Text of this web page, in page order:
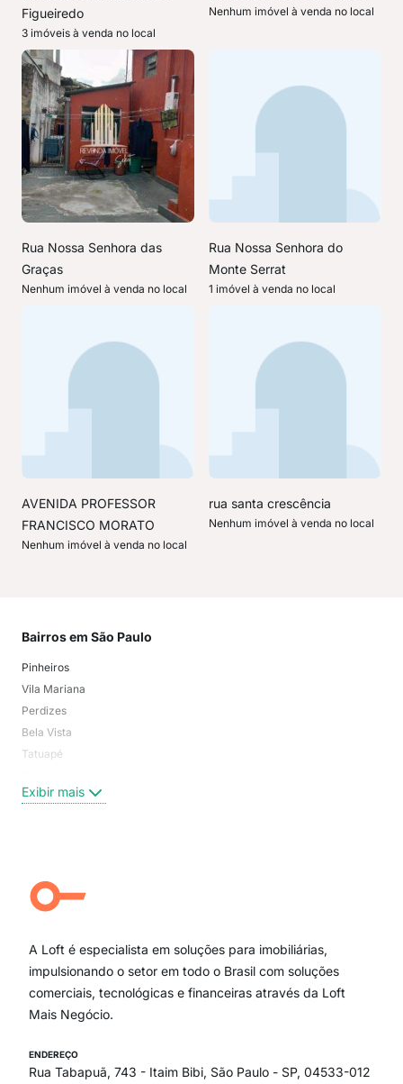
Figueiredo
3 imóveis à venda no local
Nenhum imóvel à venda no local
Rua Nossa Senhora das
Graças
Nenhum imóvel à venda no local
Rua Nossa Senhora do
Monte Serrat
1 imóvel à venda no local
AVENIDA PROFESSOR
FRANCISCO MORATO
Nenhum imóvel à venda no local
rua santa crescência
Nenhum imóvel à venda no local
Bairros em São Paulo
Pinheiros
Vila Mariana
Perdizes
Bela Vista
Tatuapé
Centro
Campo Belo
Ipiranga
Paraíso
Itaim Bibi
Exibir mais
A Loft é especialista em soluções para imobiliárias,
impulsionando o setor em todo o Brasil com soluções
comerciais, tecnológicas e financeiras através da Loft
Mais Negócio.
ENDEREÇO
Rua Tabapuã, 743 - Itaim Bibi, São Paulo - SP, 04533-012